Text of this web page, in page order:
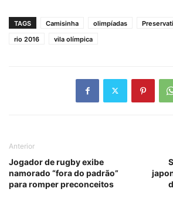
TAGS Camisinha olimpíadas
rio 2016
vila olímpica
Anterior
Jogador de rugby exibe
namorado “fora do padrão”
para romper preconceitos